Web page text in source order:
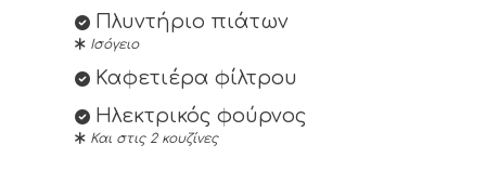
Πλυντήριο πιάτων
Ισόγειο
Καφετιέρα φίλτρου
Ηλεκτρικός φούρνος
Και στις 2 κουζίνες